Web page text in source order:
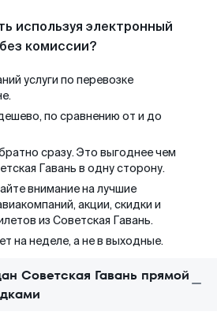
используя электронный
комиссии?
услуги по перевозке
по сравнению от и до
сразу. Это выгоднее чем
Гавань в одну сторону.
внимание на лучшие
акции, скидки и
из Советская Гавань.
на неделе, а не в выходные.
Советская Гавань прямой